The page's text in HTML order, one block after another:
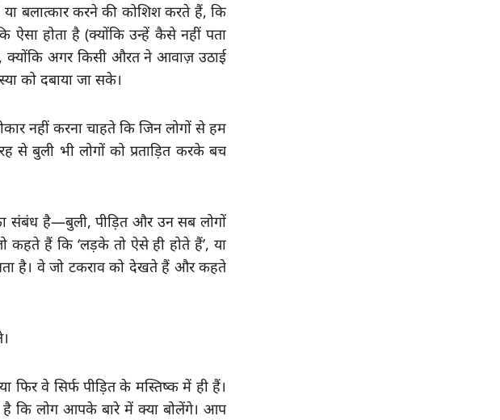
बलात्कार करने की कोशिश करते हैं, कि
ऐसा होता है (क्योंकि उन्हें कैसे नहीं पता
क्योंकि अगर किसी औरत ने आवाज़ उठाई
को दबाया जा सके।
नहीं करना चाहते कि जिन लोगों से हम
बुली भी लोगों को प्रताड़ित करके बच
संबंध है—बुली, पीड़ित और उन सब लोगों
हैं कि ‘लड़के तो ऐसे ही होते हैं’, या
है। वे जो टकराव को देखते हैं और कहते
वे सिर्फ पीड़ित के मस्तिष्क में ही हैं।
कि लोग आपके बारे में क्या बोलेंगे। आप